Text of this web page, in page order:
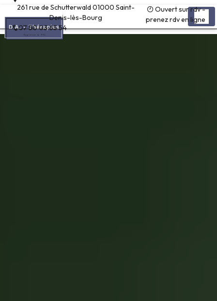
261 rue de Schutterwald 01000 Saint-
Denis-lès-Bourg
07 50 03 65 54
Ouvert sur rdv -
prenez rdv en ligne
Panneau de gestion des cookies